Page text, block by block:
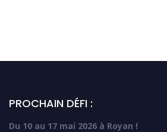
PROCHAIN DÉFI :
Du 10 au 17 mai 2026 à Royan !